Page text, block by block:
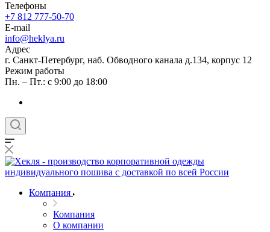
Телефоны
+7 812 777-50-70
E-mail
info@heklya.ru
Адрес
г. Санкт-Петербург, наб. Обводного канала д.134, корпус 12
Режим работы
Пн. – Пт.: с 9:00 до 18:00
Компания
Компания
О компании